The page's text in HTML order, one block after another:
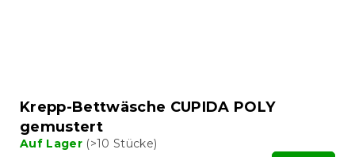
Krepp-Bettwäsche CUPIDA POLY
gemustert
Auf Lager (>10 Stücke)